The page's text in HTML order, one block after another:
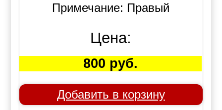
Примечание: Правый
Цена:
800 руб.
Добавить в корзину